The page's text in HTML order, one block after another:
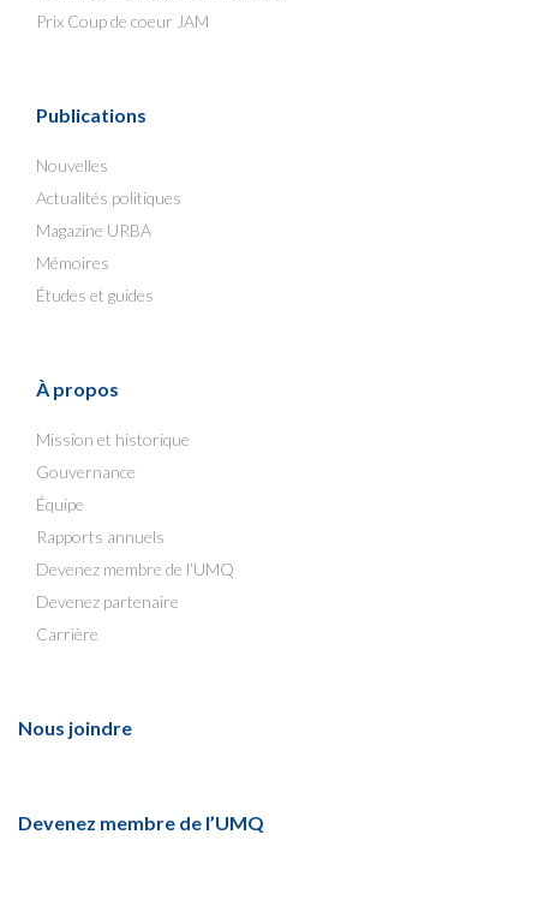
Prix Coup de coeur JAM
Publications
Nouvelles
Actualités politiques
Magazine URBA
Mémoires
Études et guides
À propos
Mission et historique
Gouvernance
Équipe
Rapports annuels
Devenez membre de l’UMQ
Devenez partenaire
Carrière
Nous joindre
Devenez membre de l’UMQ